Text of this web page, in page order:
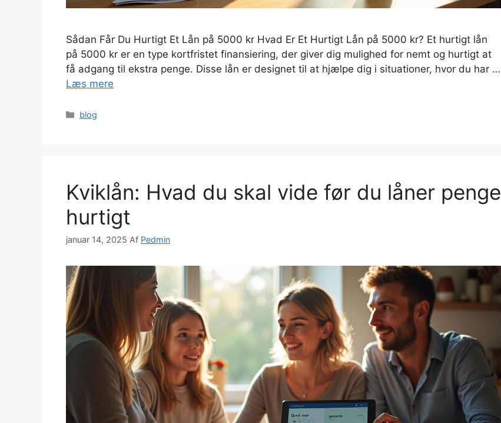
Sådan Får Du Hurtigt Et Lån på 5000 kr Hvad Er Et Hurtigt Lån på 5000 kr? Et hurtigt lån
på 5000 kr er en type kortfristet finansiering, der giver dig mulighed for nemt og hurtigt at
få adgang til ekstra penge. Disse lån er designet til at hjælpe dig i situationer, hvor du har …
Læs mere
Kategorier
blog
Kviklån: Hvad du skal vide før du låner penge
hurtigt
januar 14, 2025 Af Pedmin